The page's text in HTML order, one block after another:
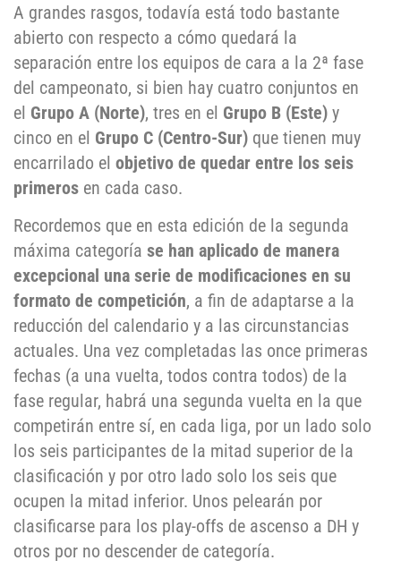
A grandes rasgos, todavía está todo bastante
abierto con respecto a cómo quedará la
separación entre los equipos de cara a la 2ª fase
del campeonato, si bien hay cuatro conjuntos en
el Grupo A (Norte), tres en el Grupo B (Este) y
cinco en el Grupo C (Centro-Sur) que tienen muy
encarrilado el objetivo de quedar entre los seis
primeros en cada caso.
Recordemos que en esta edición de la segunda
máxima categoría se han aplicado de manera
excepcional una serie de modificaciones en su
formato de competición, a fin de adaptarse a la
reducción del calendario y a las circunstancias
actuales. Una vez completadas las once primeras
fechas (a una vuelta, todos contra todos) de la
fase regular, habrá una segunda vuelta en la que
competirán entre sí, en cada liga, por un lado solo
los seis participantes de la mitad superior de la
clasificación y por otro lado solo los seis que
ocupen la mitad inferior. Unos pelearán por
clasificarse para los play-offs de ascenso a DH y
otros por no descender de categoría.